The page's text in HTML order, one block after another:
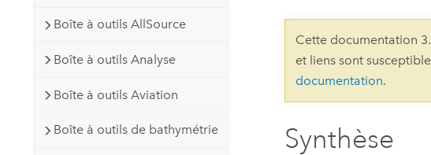
Technologie Developer
cartographie et d’analyse spatiale
Tous les produits
Boîte à outils AllSource
Boîte à outils Analyse
Boîte à outils Aviation
Boîte à outils de bathymétrie
Cette documentation
et liens sont
documentation.
Synthèse